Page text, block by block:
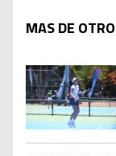
MAS DE